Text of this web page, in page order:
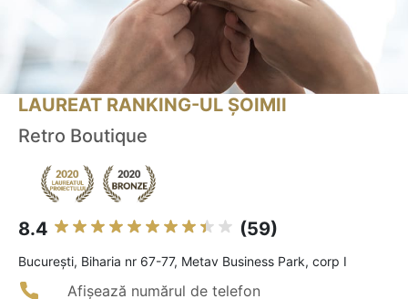
LAUREAT RANKING-UL ȘOIMII
Retro Boutique
8.4 (59)
Bucureşti, Biharia nr 67-77, Metav Business Park, corp I
Afișează numărul de telefon